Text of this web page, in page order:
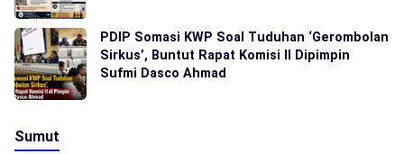
PDIP Somasi KWP Soal Tuduhan ‘Gerombolan
Sirkus’, Buntut Rapat Komisi II Dipimpin
Sufmi Dasco Ahmad
Sumut